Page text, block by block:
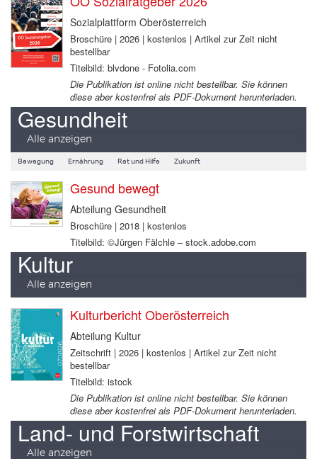
Sozialplattform Oberösterreich
Broschüre | 2026 | kostenlos | Artikel zur Zeit nicht
bestellbar
Titelbild: blvdone - Fotolia.com
Die Publikation ist online nicht bestellbar. Sie können
diese aber kostenfrei als PDF-Dokument herunterladen.
Gesundheit
Alle anzeigen
Bewegung Ernährung Rat und Hilfe Zukunft
Gesund bewegt
Abteilung Gesundheit
Broschüre | 2018 | kostenlos
Titelbild: ©Jürgen Fälchle – stock.adobe.com
Kultur
Alle anzeigen
Kulturbericht Oberösterreich
Abteilung Kultur
Zeitschrift | 2026 | kostenlos | Artikel zur Zeit nicht
bestellbar
Titelbild: istock
Die Publikation ist online nicht bestellbar. Sie können
diese aber kostenfrei als PDF-Dokument herunterladen.
Land- und Forstwirtschaft
Alle anzeigen